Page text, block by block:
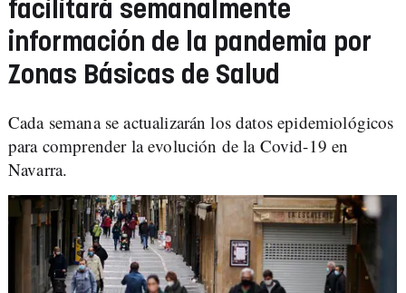
facilitará semanalmente
información de la pandemia por
Zonas Básicas de Salud
Cada semana se actualizarán los datos epidemiológicos
para comprender la evolución de la Covid-19 en
Navarra.